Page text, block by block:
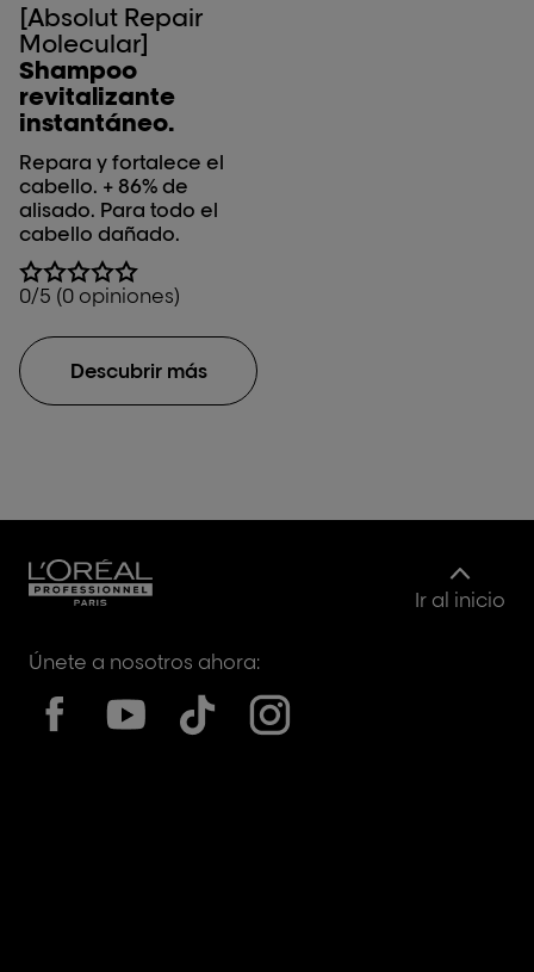
[Absolut Repair
Molecular]
Shampoo
revitalizante
instantáneo.
Repara y fortalece el
cabello. + 86% de
alisado. Para todo el
cabello dañado.
0/5 (0 opiniones)
Descubrir más
Ir al inicio
Únete a nosotros ahora: